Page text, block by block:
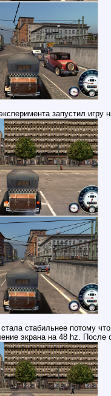
запустил игру
стала стабильнее потому
экрана на 48 hz. После